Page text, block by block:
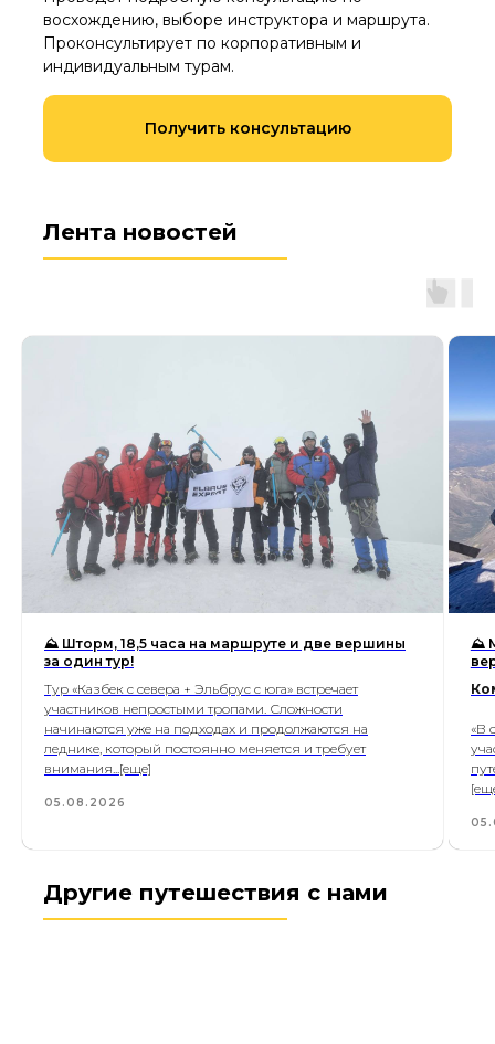
восхождению, выборе инструктора и маршрута.
Проконсультирует по корпоративным и
индивидуальным турам.
Получить консультацию
Лента новостей
⛰ Шторм, 18,5 часа на маршруте и две вершины
за один тур!
Тур «Казбек с севера + Эльбрус с юга» встречает
участников непростыми тропами. Сложности
начинаются уже на подходах и продолжаются на
леднике, который постоянно меняется и требует
внимания...[еще]
05.08.2026
⛰
«В
Другие путешествия с нами